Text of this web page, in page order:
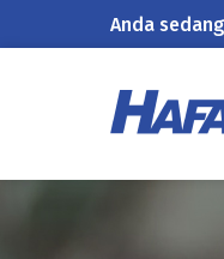
Anda